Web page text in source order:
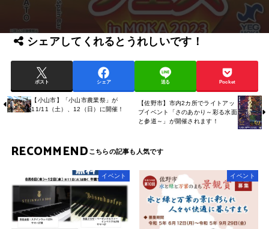
シェアしてくれるとうれしいです！
ポスト シェア 送る Pocket
【小山市】「小山市農業祭」が
11/11（土）、12（日）に開催！
【佐野市】市内2カ所でライトアッ
プイベント「さのあかり～彩る水面
と参道～」が開催されます！
RECOMMEND
イベント イベント